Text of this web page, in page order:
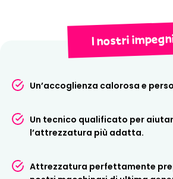
Prenotando online potrete usufruire
preparare il vostro soggiorno in
facendovi risparmiare tempo e
più velocemente la prima giornata
I nostri
Un’accoglienza calorosa e
Un tecnico qualificato per
l’attrezzatura più adatta.
Attrezzatura perfettamente